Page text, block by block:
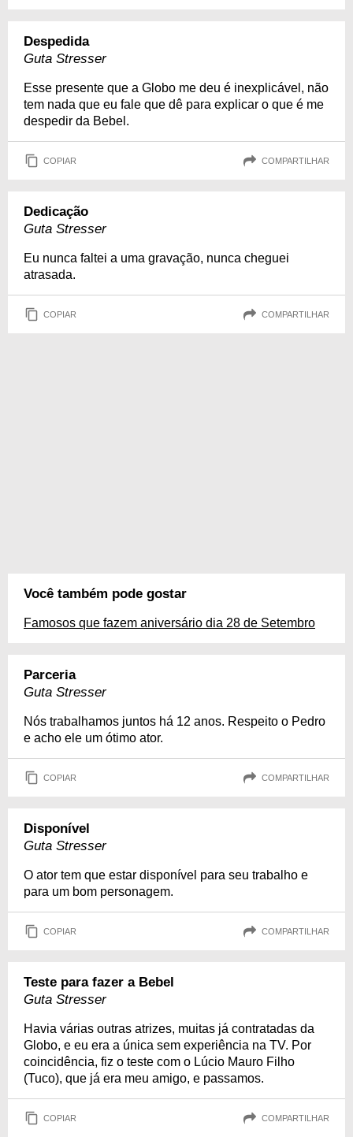
Despedida
Guta Stresser
Esse presente que a Globo me deu é inexplicável, não
tem nada que eu fale que dê para explicar o que é me
despedir da Bebel.
COPIAR COMPARTILHAR
Dedicação
Guta Stresser
Eu nunca faltei a uma gravação, nunca cheguei
atrasada.
COPIAR COMPARTILHAR
Você também pode gostar
Famosos que fazem aniversário dia 28 de Setembro
Parceria
Guta Stresser
Nós trabalhamos juntos há 12 anos. Respeito o Pedro
e acho ele um ótimo ator.
COPIAR COMPARTILHAR
Disponível
Guta Stresser
O ator tem que estar disponível para seu trabalho e
para um bom personagem.
COPIAR COMPARTILHAR
Teste para fazer a Bebel
Guta Stresser
Havia várias outras atrizes, muitas já contratadas da
Globo, e eu era a única sem experiência na TV. Por
coincidência, fiz o teste com o Lúcio Mauro Filho
(Tuco), que já era meu amigo, e passamos.
COPIAR COMPARTILHAR